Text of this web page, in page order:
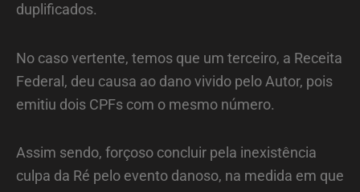
duplificados.
No caso vertente, temos que um terceiro, a Receita
Federal, deu causa ao dano vivido pelo Autor, pois
emitiu dois CPFs com o mesmo número.
Assim sendo, forçoso concluir pela inexistência
culpa da Ré pelo evento danoso, na medida em que